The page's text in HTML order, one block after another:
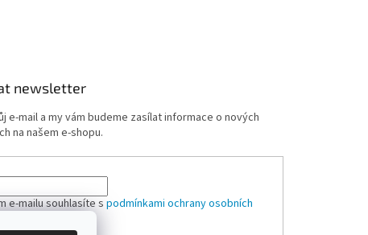
newsletter
e-mail a my vám budeme zasílat informace o nových
na našem e-shopu.
e-mailu souhlasíte spodmínkami ochrany osobních